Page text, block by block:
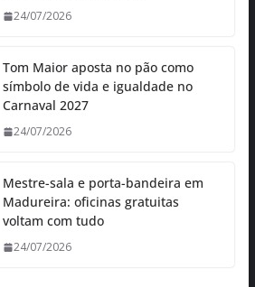
24/07/2026
Tom Maior aposta no pão como
símbolo de vida e igualdade no
Carnaval 2027
24/07/2026
Mestre-sala e porta-bandeira em
Madureira: oficinas gratuitas
voltam com tudo
24/07/2026